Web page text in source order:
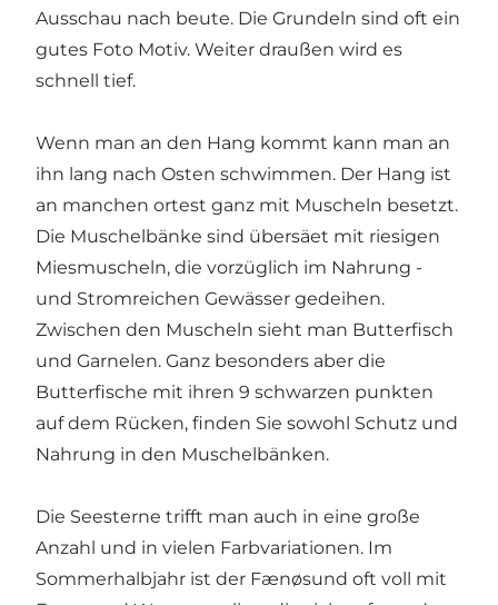
Ausschau nach beute. Die Grundeln sind oft ein
gutes Foto Motiv. Weiter draußen wird es
schnell tief.
Wenn man an den Hang kommt kann man an
ihn lang nach Osten schwimmen. Der Hang ist
an manchen ortest ganz mit Muscheln besetzt.
Die Muschelbänke sind übersäet mit riesigen
Miesmuscheln, die vorzüglich im Nahrung -
und Stromreichen Gewässer gedeihen.
Zwischen den Muscheln sieht man Butterfisch
und Garnelen. Ganz besonders aber die
Butterfische mit ihren 9 schwarzen punkten
auf dem Rücken, finden Sie sowohl Schutz und
Nahrung in den Muschelbänken.
Die Seesterne trifft man auch in eine große
Anzahl und in vielen Farbvariationen. Im
Sommerhalbjahr ist der Fænøsund oft voll mit